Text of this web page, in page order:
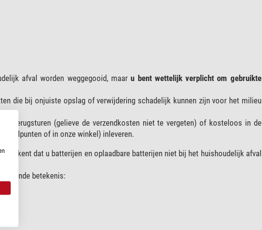
afval worden weggegooid, maaru bent wettelijk verplicht om gebruikte
die bij onjuiste opslag of verwijdering schadelijk kunnen zijn voor het milieu
terugsturen (gelieve de verzendkosten niet te vergeten) of kosteloos in de
of in onze winkel) inleveren.
dat u batterijen en oplaadbare batterijen niet bij het huishoudelijk afval
betekenis: